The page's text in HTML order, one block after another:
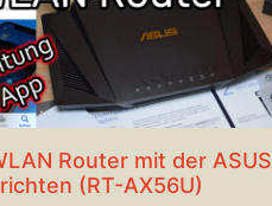
Router mit der ASUS
(RT-AX56U)